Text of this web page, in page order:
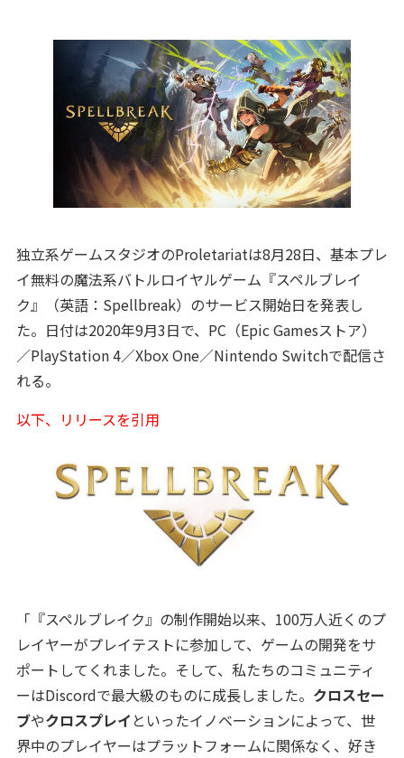
独立系ゲームスタジオのProletariatは8月28日、基本プレ
イ無料の魔法系バトルロイヤルゲーム『スペルブレイ
ク』（英語：Spellbreak）のサービス開始日を発表し
た。日付は2020年9月3日で、PC（Epic Gamesストア）
／PlayStation 4／Xbox One／Nintendo Switchで配信さ
れる。
以下、リリースを引用
「『スペルブレイク』の制作開始以来、100万人近くのプ
レイヤーがプレイテストに参加して、ゲームの開発をサ
ポートしてくれました。そして、私たちのコミュニティ
ーはDiscordで最大級のものに成長しました。 クロスセー
ブやクロスプレイ といったイノベーションによって、世
界中のプレイヤーはプラットフォームに関係なく、好き